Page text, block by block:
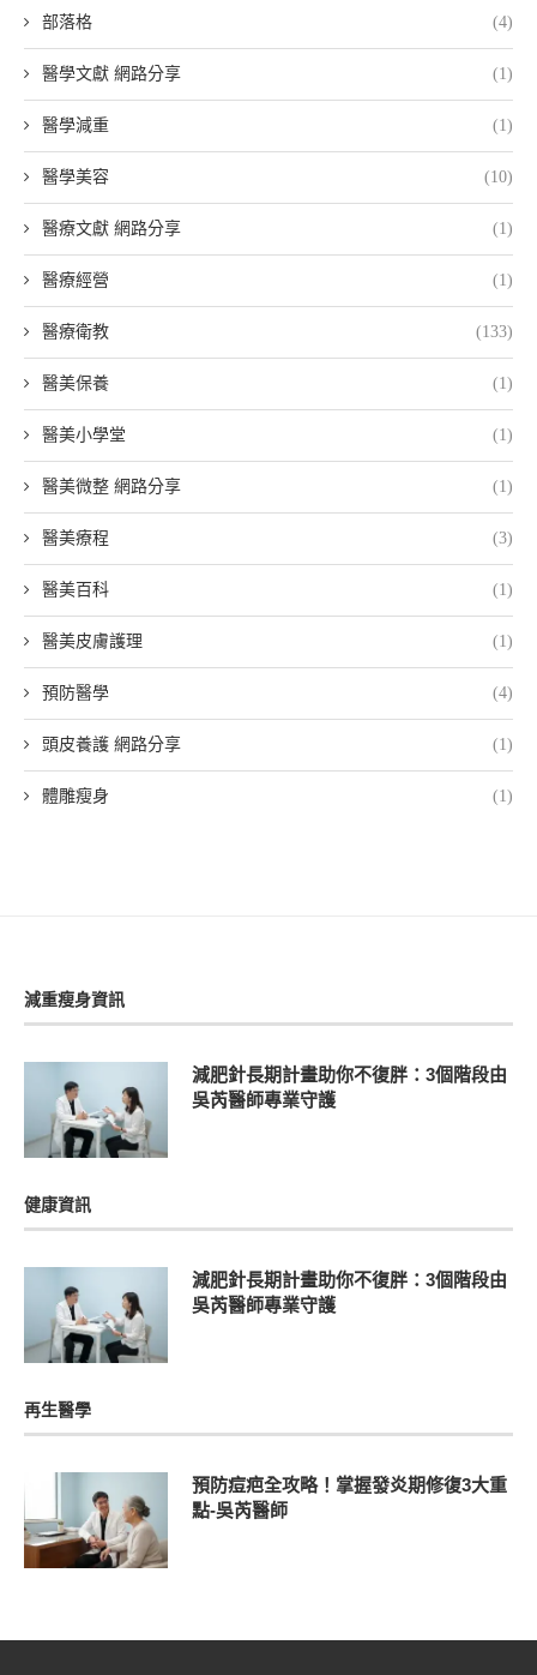
部落格 (4)
醫學文獻 網路分享 (1)
醫學減重 (1)
醫學美容 (10)
醫療文獻 網路分享 (1)
醫療經營 (1)
醫療衛教 (133)
醫美保養 (1)
醫美小學堂 (1)
醫美微整 網路分享 (1)
醫美療程 (3)
醫美百科 (1)
醫美皮膚護理 (1)
預防醫學 (4)
頭皮養護 網路分享 (1)
體雕瘦身 (1)
減重瘦身資訊
減肥針長期計畫助你不復胖：3個階段由
吳芮醫師專業守護
健康資訊
減肥針長期計畫助你不復胖：3個階段由
吳芮醫師專業守護
再生醫學
預防痘疤全攻略！掌握發炎期修復3大重
點-吳芮醫師